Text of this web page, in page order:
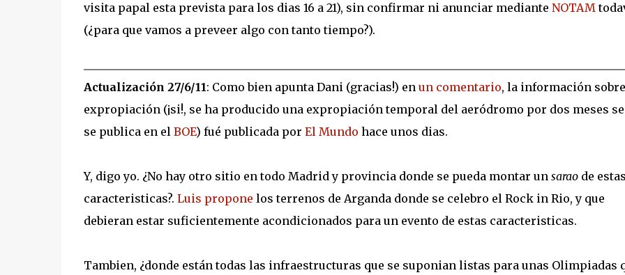
visita papal esta prevista para los dias 16 a 21), sin confirmar ni anunciar mediante NOTAM
(¿para que vamos a preveer algo con tanto tiempo?).
Actualización 27/6/11: Como bien apunta Dani (gracias!) en un comentario, la información
expropiación (¡si!, se ha producido una expropiación temporal del aeródromo por dos meses
se publica en el BOE) fué publicada por El Mundo hace unos dias.
Y, digo yo. ¿No hay otro sitio en todo Madrid y provincia donde se pueda montar un saraode estas
caracteristicas?. Luis propone los terrenos de Arganda donde se celebro el Rock in Rio, y que
debieran estar suficientemente acondicionados para un evento de estas caracteristicas.
Tambien, ¿donde están todas las infraestructuras que se suponian listas para unas Olimpiadas